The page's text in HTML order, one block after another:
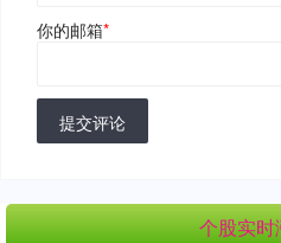
你的邮箱*
提交评论
个股实时